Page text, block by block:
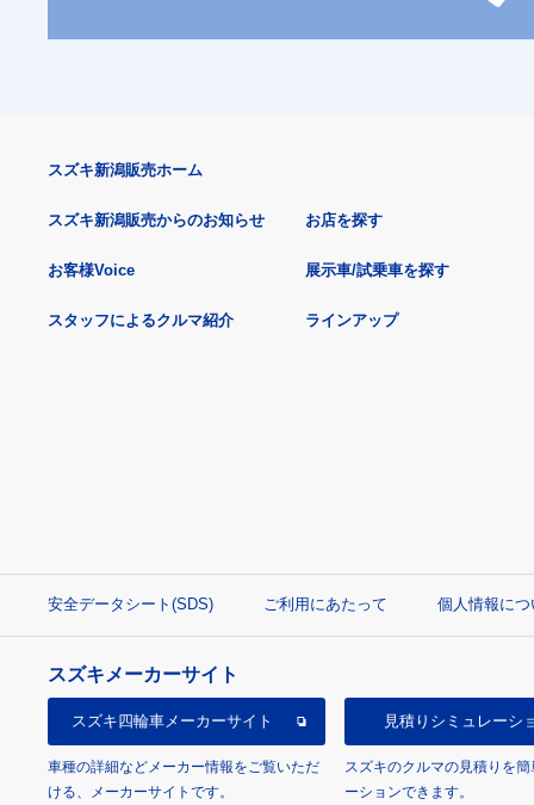
スズキ新潟販売ホーム
スズキ新潟販売からのお知らせ
お客様Voice
スタッフによるクルマ紹介
お店を探す
展示車/試乗車を探す
ラインアップ
安全データシート(SDS) ご利用にあたって 個人情報につ
スズキメーカーサイト
スズキ四輪車メーカーサイト
車種の詳細などメーカー情報をご覧いただ
ける、メーカーサイトです。
見積り シミュレーシ
スズキのクルマの見積りを
ーションできます。